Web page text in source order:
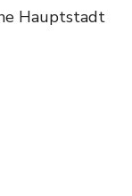
Hauptstadt